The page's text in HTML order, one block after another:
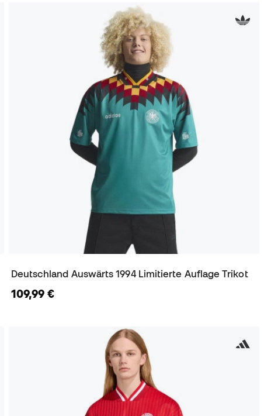
Deutschland Auswärts 1994 Limitierte Auflage Trikot
109,99 €